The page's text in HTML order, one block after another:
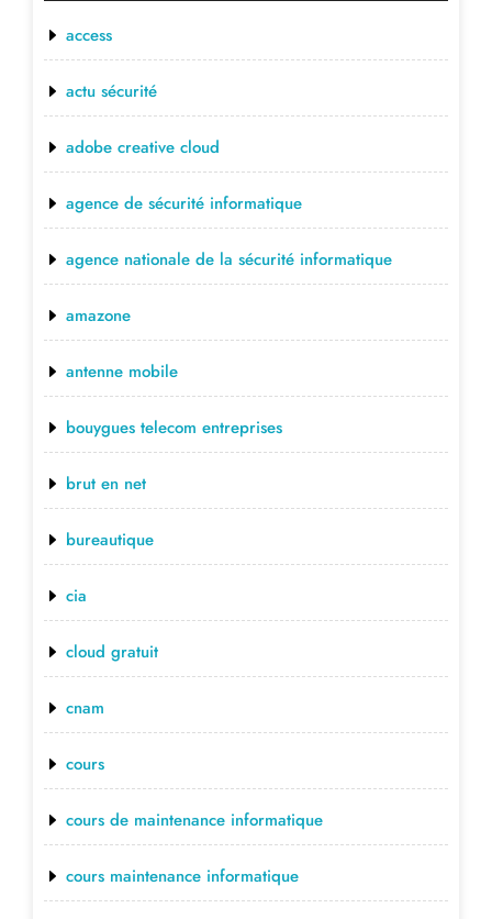
access
actu sécurité
adobe creative cloud
agence de sécurité informatique
agence nationale de la sécurité informatique
amazone
antenne mobile
bouygues telecom entreprises
brut en net
bureautique
cia
cloud gratuit
cnam
cours
cours de maintenance informatique
cours maintenance informatique